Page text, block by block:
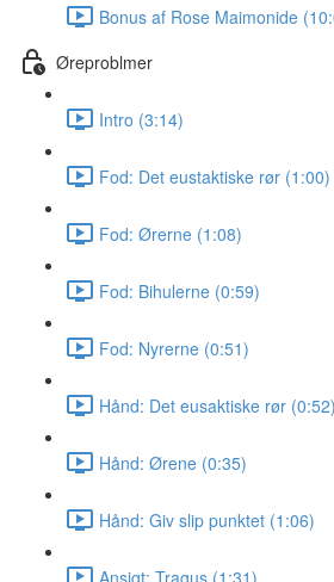
Bonus af Rose Maimonide
Øreproblmer
Intro (3:14)
Fod: Det eustaktiske rør (1:00)
Fod: Ørerne (1:08)
Fod: Bihulerne (0:59)
Fod: Nyrerne (0:51)
Hånd: Det eusaktiske rør (0:52)
Hånd: Ørene (0:35)
Hånd: Giv slip punktet (1:06)
Ansigt: Tragus (1:31)